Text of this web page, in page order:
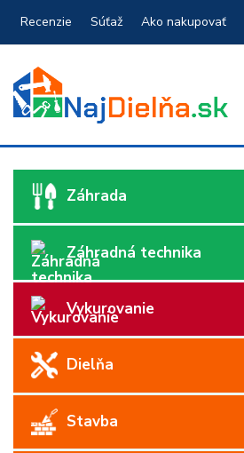
Recenzie Súťaž Ako nakupovať
Záhrada
Záhradná technika
Vykurovanie
Dielňa
Stavba